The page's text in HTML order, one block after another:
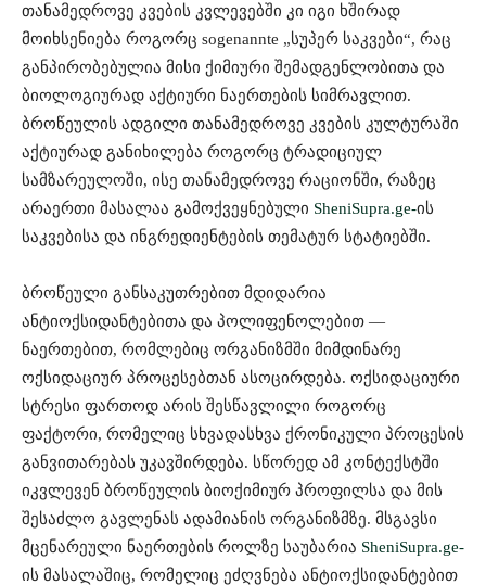
თანამედროვე კვების კვლევებში კი იგი ხშირად
მოიხსენიება როგორც sogenannte „სუპერ საკვები“, რაც
განპირობებულია მისი ქიმიური შემადგენლობითა და
ბიოლოგიურად აქტიური ნაერთების სიმრავლით.
ბროწეულის ადგილი თანამედროვე კვების კულტურაში
აქტიურად განიხილება როგორც ტრადიციულ
სამზარეულოში, ისე თანამედროვე რაციონში, რაზეც
არაერთი მასალაა გამოქვეყნებული SheniSupra.ge-ის
საკვებისა და ინგრედიენტების თემატურ სტატიებში.
ბროწეული განსაკუთრებით მდიდარია
ანტიოქსიდანტებითა და პოლიფენოლებით —
ნაერთებით, რომლებიც ორგანიზმში მიმდინარე
ოქსიდაციურ პროცესებთან ასოცირდება. ოქსიდაციური
სტრესი ფართოდ არის შესწავლილი როგორც
ფაქტორი, რომელიც სხვადასხვა ქრონიკული პროცესის
განვითარებას უკავშირდება. სწორედ ამ კონტექსტში
იკვლევენ ბროწეულის ბიოქიმიურ პროფილსა და მის
შესაძლო გავლენას ადამიანის ორგანიზმზე. მსგავსი
მცენარეული ნაერთების როლზე საუბარია SheniSupra.ge-
ის მასალაშიც, რომელიც ეძღვნება ანტიოქსიდანტებით